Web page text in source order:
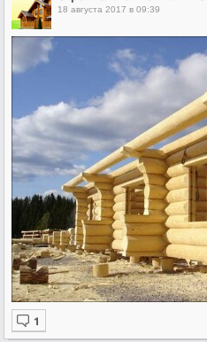
18 августа 2017 в 09:39